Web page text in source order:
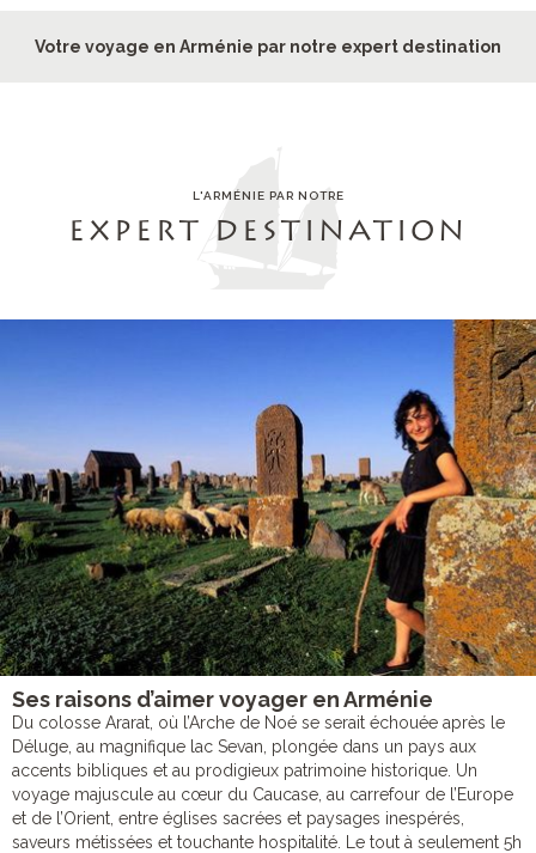
Votre voyage en Arménie par notre expert destination
L'ARMÉNIE PAR NOTRE
EXPERT DESTINATION
Ses raisons d’aimer voyager en Arménie
Du colosse Ararat, où l’Arche de Noé se serait échouée après le
Déluge, au magnifique lac Sevan, plongée dans un pays aux
accents bibliques et au prodigieux patrimoine historique. Un
voyage majuscule au cœur du Caucase, au carrefour de l’Europe
et de l’Orient, entre églises sacrées et paysages inespérés,
saveurs métissées et touchante hospitalité. Le tout à seulement 5h